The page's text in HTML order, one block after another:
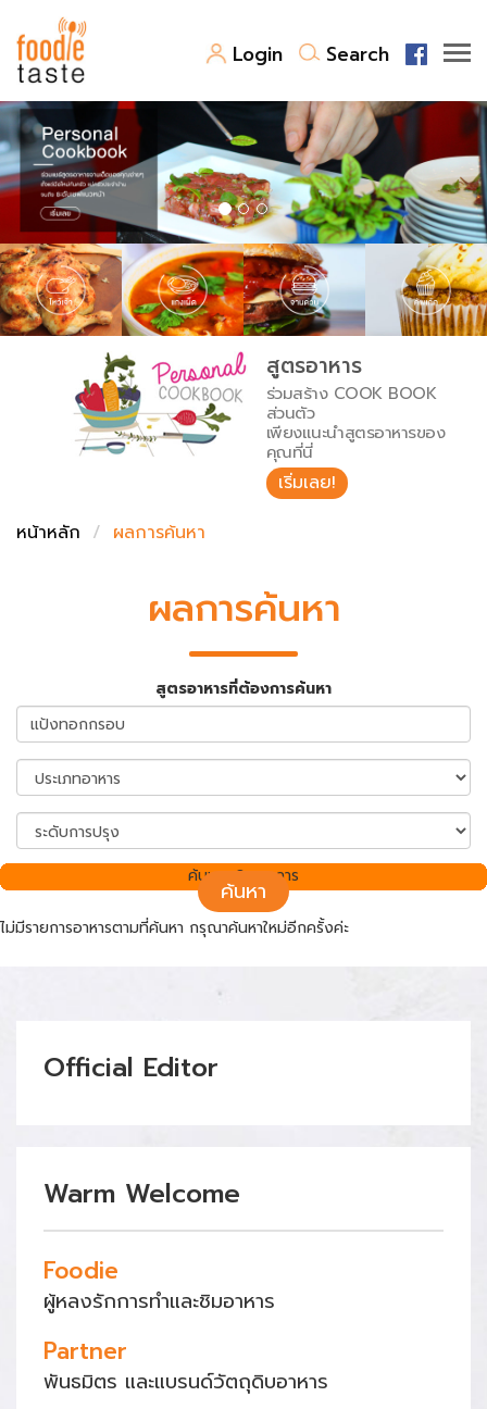
Login Search
สูตรอาหาร
สูตรอาหารล่าสุด
Top Foodie
พาไปชิม
สารพันก้นครัว
เคล็ดลับน่ารู้
เปรียบเทียบหน่วยการตวง
เปรียบเทียบอุณหภูมิ
เปรียบเทียบน้ำหนักวัตถุดิบ
FoodPedia
สร้าง Cookbook
สูตรอาหาร
ร่วมสร้าง COOK BOOK
ส่วนตัว
เพียงแนะนำสูตรอาหารของ
คุณที่นี่
เริ่มเลย!
หน้าหลัก
ผลการค้นหา
ผลการค้นหา
สูตรอาหารที่ต้องการค้นหา
ค้นหา
ไม่มีรายการอาหารตามที่ค้นหา กรุณาค้นหาใหม่อีกครั้งค่ะ
ค้นพบ 0 รายการ
Official Editor
Warm Welcome
Foodie
ผู้หลงรักการทำและชิมอาหาร
Partner
พันธมิตร และแบรนด์วัตถุดิบอาหาร